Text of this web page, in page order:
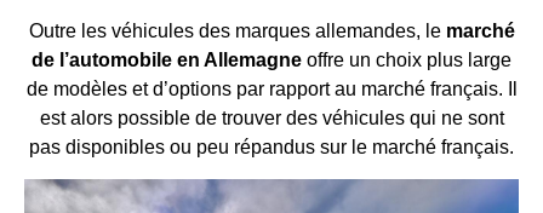
Outre les véhicules des marques allemandes, le marché
de l’automobile en Allemagne offre un choix plus large
de modèles et d’options par rapport au marché français. Il
est alors possible de trouver des véhicules qui ne sont
pas disponibles ou peu répandus sur le marché français.